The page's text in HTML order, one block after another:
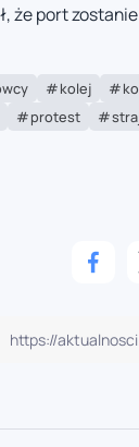
że port
kolej
protest